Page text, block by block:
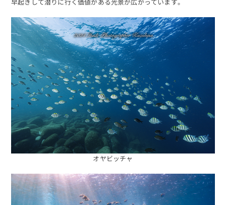
早起きして潜りに行く価値がある光景が広がっています。
オヤビッチャ